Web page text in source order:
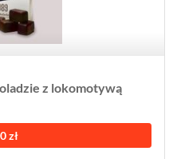
z lokomotywą
zł